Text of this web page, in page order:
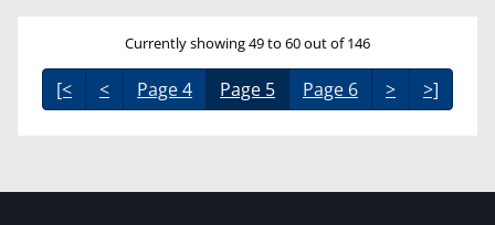
Currently showing 49 to 60 out of 146
[< < Page 4 Page 5 Page 6 > >]